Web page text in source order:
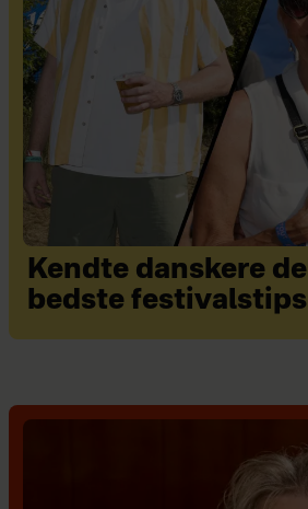
Kendte danskere
bedste festivalstips